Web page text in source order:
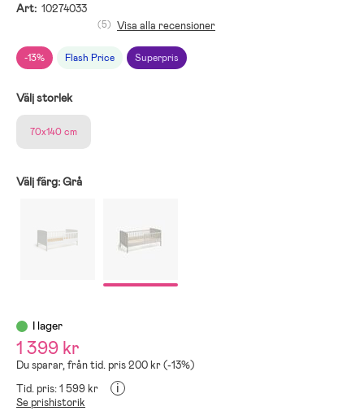
Art: 10274033
-13% Flash Price Superpris
(5) Visa alla recensioner
Välj storlek
70x140 cm
Välj färg:Grå
I lager
1 399 kr
Du sparar, från tid. pris 200 kr (-13%)
Tid. pris: 1 599 kr
i
Se prishistorik